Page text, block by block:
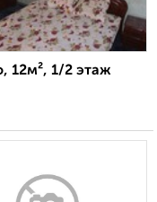
12м², 1/2 этаж